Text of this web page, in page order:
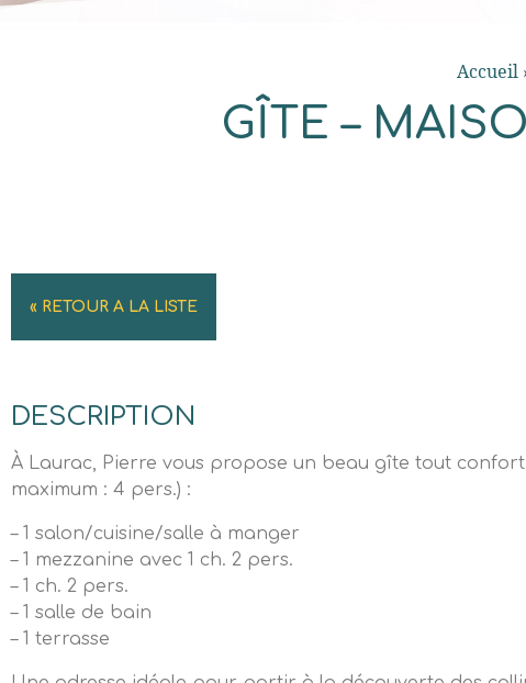
Accueil
GÎTE –
« RETOUR A LA LISTE
DESCRIPTION
À Laurac, Pierre vous propose un beau gîte tout
maximum : 4 pers.) :
– 1 salon/cuisine/salle à manger
– 1 mezzanine avec 1 ch. 2 pers.
– 1 ch. 2 pers.
– 1 salle de bain
– 1 terrasse